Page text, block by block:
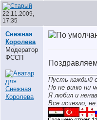
22.11.2009,
17:35
Снежная
Королева
Модератор
ФССП
Пусть каждый
Но не виню ни
Я любил и
Все исчезло,